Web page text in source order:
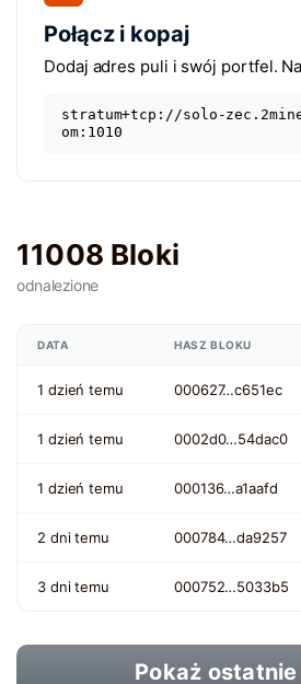
Połącz i kopaj
Dodaj adres puli i swój portfel.
stratum+tcp://solo-
om:1010
11008 Bloki
odnalezione
DATA HASZ BLOKU
1 dzień temu 000627…c651ec
1 dzień temu 0002d0…54dac0
1 dzień temu 000136…a1aafd
2 dni temu 000784…da9257
3 dni temu 000752…5033b5
Pokaż